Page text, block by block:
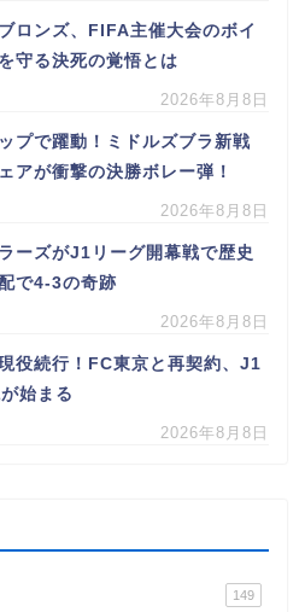
ロンズ、FIFA主催大会のボイ
守る決死の覚悟とは
2026年8月8日
プで躍動！ミドルズブラ新戦
アが衝撃の決勝ボレー弾！
2026年8月8日
ーズがJ1リーグ開幕戦で歴史
で4-3の奇跡
2026年8月8日
役続行！FC東京と再契約、J1
始まる
2026年8月8日
149